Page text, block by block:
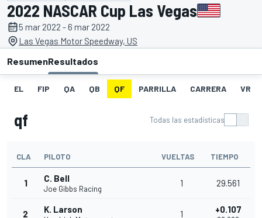
2022 NASCAR Cup Las Vegas
5 mar 2022 - 6 mar 2022
Las Vegas Motor Speedway, US
ResumenResultados
EL FIP QA QB QF PARRILLA CARRERA VR
qf Todas las estadísticas
CLA PILOTO VUELTAS TIEMPO
1 C. Bell
Joe Gibbs Racing
1 29.561
2 K. Larson 1 +0.107